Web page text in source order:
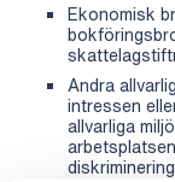
Ekonomisk
Andra
intressen
allvarliga